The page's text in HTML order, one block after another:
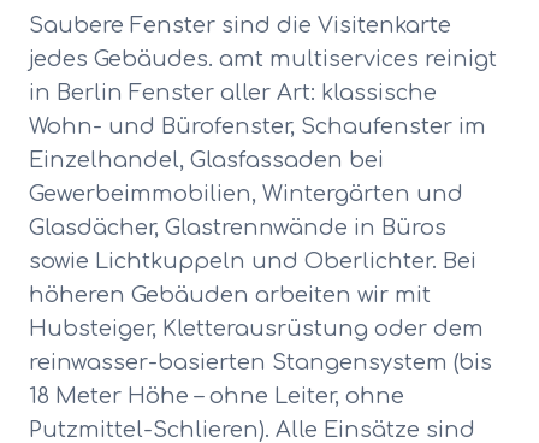
Saubere Fenster sind die Visitenkarte
jedes Gebäudes. amt multiservices reinigt
in Berlin Fenster aller Art: klassische
Wohn- und Bürofenster, Schaufenster im
Einzelhandel, Glasfassaden bei
Gewerbeimmobilien, Wintergärten und
Glasdächer, Glastrennwände in Büros
sowie Lichtkuppeln und Oberlichter. Bei
höheren Gebäuden arbeiten wir mit
Hubsteiger, Kletterausrüstung oder dem
reinwasser-basierten Stangensystem (bis
18 Meter Höhe – ohne Leiter, ohne
Putzmittel-Schlieren). Alle Einsätze sind